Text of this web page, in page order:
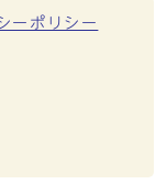
ーポリシー